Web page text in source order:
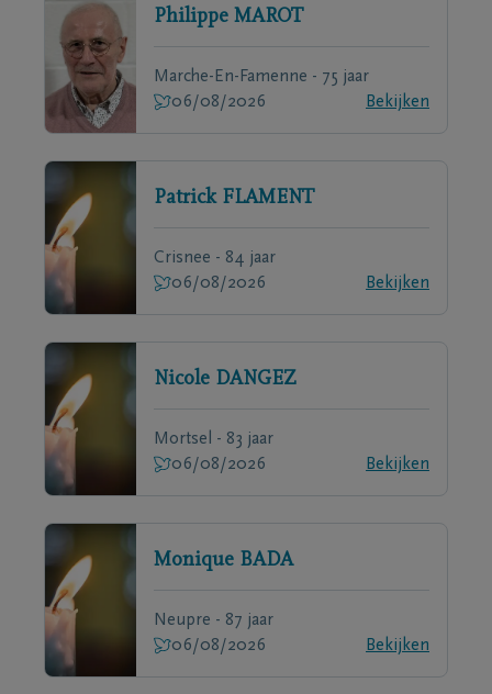
Philippe MAROT
Marche-En-Famenne - 75 jaar
06/08/2026
Bekijken
Patrick FLAMENT
Crisnee - 84 jaar
06/08/2026
Bekijken
Nicole DANGEZ
Mortsel - 83 jaar
06/08/2026
Bekijken
Monique BADA
Neupre - 87 jaar
06/08/2026
Bekijken